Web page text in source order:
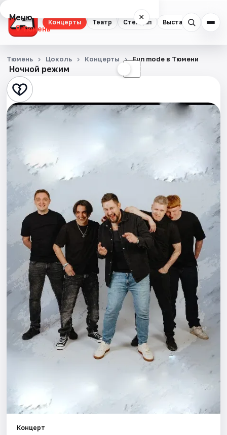
Концерты Театр Стендап Выставки
Меню ×
Тюмень
Концерты
Театр
Стендап
Выставки
Экскурсии
Спорт
События
Города
Площадки
Артисты
Рейтинги
Ночной режим ☾
Тюмень Цоколь Концерты Fun mode в Тюмени
Концерт